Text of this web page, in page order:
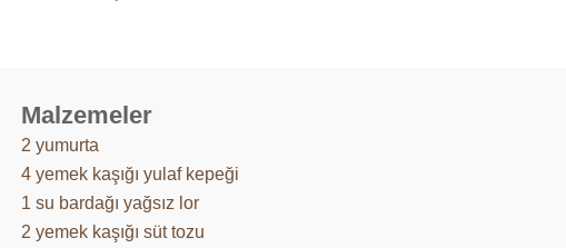
Malzemeler
2 yumurta
4 yemek kaşığı yulaf kepeği
1 su bardağı yağsız lor
2 yemek kaşığı süt tozu